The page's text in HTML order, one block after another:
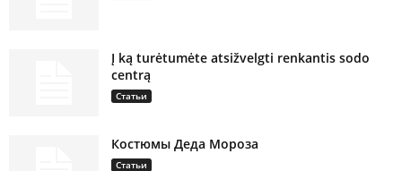
Į ką turėtumėte atsižvelgti renkantis sodo
centrą
Статьи
Костюмы Деда Мороза
Статьи